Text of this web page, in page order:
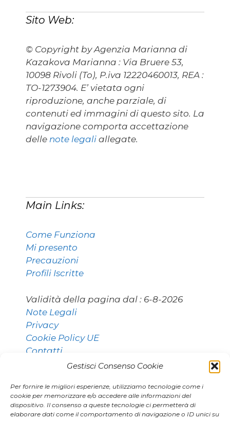
Gestisci Consenso Cookie
Per fornire le migliori esperienze, utilizziamo tecnologie come i
cookie per memorizzare e/o accedere alle informazioni del
dispositivo. Il consenso a queste tecnologie ci permetterà di
elaborare dati come il comportamento di navigazione o ID unici su
Sito Web:
© Copyright by Agenzia Marianna di
Kazakova Marianna : Via Bruere 53,
10098 Rivoli (To), P.iva 12220460013, REA :
TO-1273904. E’ vietata ogni
riproduzione, anche parziale, di
contenuti ed immagini di questo sito. La
navigazione comporta accettazione
delle note legali allegate.
Main Links:
Come Funziona
Mi presento
Precauzioni
Profili Iscritte
Validità della pagina dal : 6-8-2026
Note Legali
Privacy
Cookie Policy UE
Contatti
Contatti: